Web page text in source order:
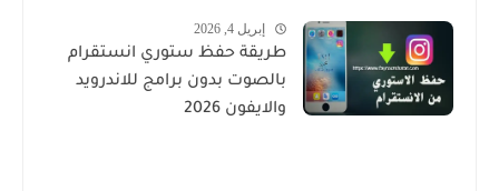
إبريل 4, 2026
طريقة حفظ ستوري انستقرام
بالصوت بدون برامج للاندرويد
والايفون 2026